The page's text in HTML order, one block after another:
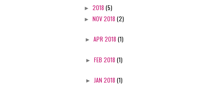
► 2018 (5)
► NOV 2018 (2)
► APR 2018 (1)
► FEB 2018 (1)
► JAN 2018 (1)